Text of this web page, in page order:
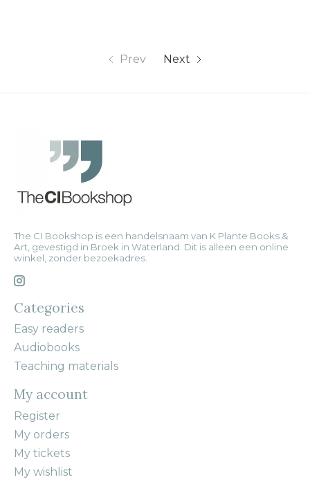
Prev Next
The CI Bookshop is een handelsnaam van K Plante Books &
Art, gevestigd in Broek in Waterland. Dit is alleen een online
winkel, zonder bezoekadres.
Categories
Easy readers
Audiobooks
Teaching materials
My account
Register
My orders
My tickets
My wishlist